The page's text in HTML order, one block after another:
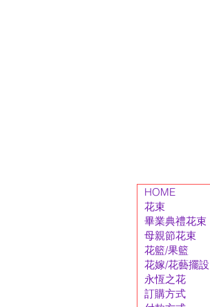
HOME
花束
畢業典禮花束
母親節花束
花籃/果籃
花嫁/花藝擺設
永恆之花
訂購方式